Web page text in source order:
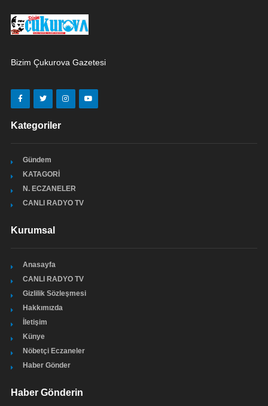
Bizim Çukurova Gazetesi
Kategoriler
Gündem
KATAGORİ
N. ECZANELER
CANLI RADYO TV
Kurumsal
Anasayfa
CANLI RADYO TV
Gizlilik Sözleşmesi
Hakkımızda
İletişim
Künye
Nöbetçi Eczaneler
Haber Gönder
Haber Gönderin